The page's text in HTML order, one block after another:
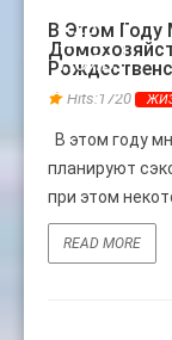
В Этом Году
Hits:1720
В этом году
планируют
при этом
28
НОЯБ
READ MORE